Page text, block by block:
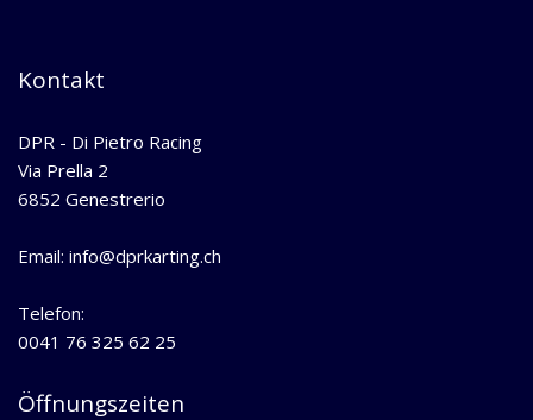
Kontakt
DPR - Di Pietro Racing
Via Prella 2
6852 Genestrerio
Email: info@dprkarting.ch
Telefon:
0041 76 325 62 25
Öffnungszeiten